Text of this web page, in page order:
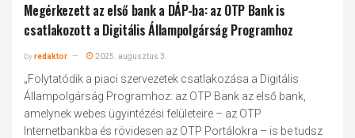
Megérkezett az első bank a DÁP-ba: az OTP Bank is
csatlakozott a Digitális Állampolgárság Programhoz
byredaktor 2025. augusztus 3.
„Folytatódik a piaci szervezetek csatlakozása a Digitális
Állampolgárság Programhoz: az OTP Bank az első bank,
amelynek webes ügyintézési felületeire – az OTP
Internetbankba és rövidesen az OTP Portálokra – is be tudsz